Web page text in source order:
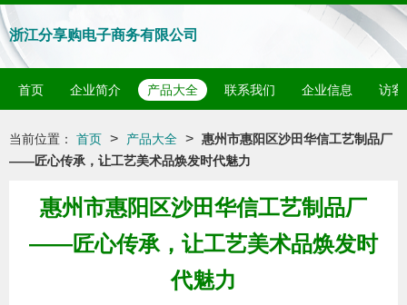
浙江分享购电子商务有限公司
首页 企业简介 产品大全 联系我们 企业信息 访客
当前位置： 首页 > 产品大全 > 惠州市惠阳区沙田华信工艺制品厂
——匠心传承，让工艺美术品焕发时代魅力
惠州市惠阳区沙田华信工艺制品厂
——匠心传承，让工艺美术品焕发时
代魅力